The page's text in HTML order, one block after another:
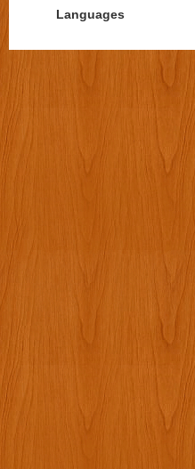
Languages